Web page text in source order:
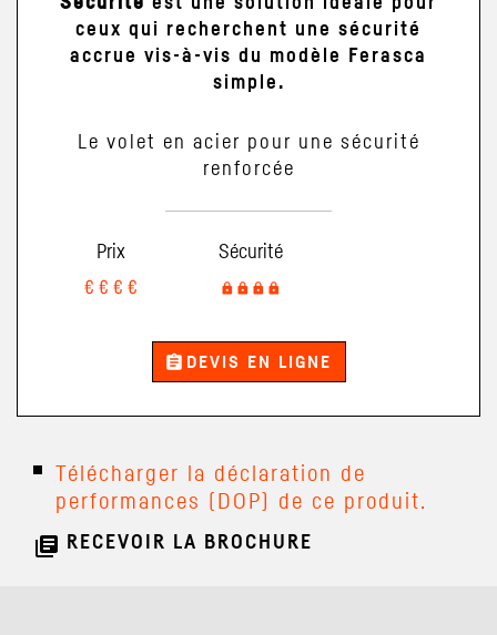
ceux qui recherchent une sécurité
accrue vis-à-vis du modèle Ferasca
simple.
Le volet en acier pour une sécurité
renforcée
Prix Sécurité
assignment DEVIS EN LIGNE
Télécharger la déclaration de
performances (DOP) de ce produit.
library_books RECEVOIR LA BROCHURE